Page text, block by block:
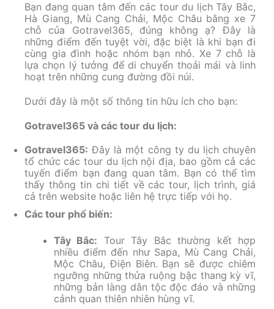
Bạn đang quan tâm đến các tour du lịch Tây Bắc,
Hà Giang, Mù Cang Chải, Mộc Châu bằng xe 7
chỗ của Gotravel365, đúng không ạ? Đây là
những điểm đến tuyệt vời, đặc biệt là khi bạn đi
cùng gia đình hoặc nhóm bạn nhỏ. Xe 7 chỗ là
lựa chọn lý tưởng để di chuyển thoải mái và linh
hoạt trên những cung đường đồi núi.
Dưới đây là một số thông tin hữu ích cho bạn:
Gotravel365 và các tour du lịch:
Gotravel365: Đây là một công ty du lịch chuyên
tổ chức các tour du lịch nội địa, bao gồm cả các
tuyến điểm bạn đang quan tâm. Bạn có thể tìm
thấy thông tin chi tiết về các tour, lịch trình, giá
cả trên website hoặc liên hệ trực tiếp với họ.
Các tour phổ biến:
Tây Bắc: Tour Tây Bắc thường kết hợp
nhiều điểm đến như Sapa, Mù Cang Chải,
Mộc Châu, Điện Biên. Bạn sẽ được chiêm
ngưỡng những thửa ruộng bậc thang kỳ vĩ,
những bản làng dân tộc độc đáo và những
cảnh quan thiên nhiên hùng vĩ.